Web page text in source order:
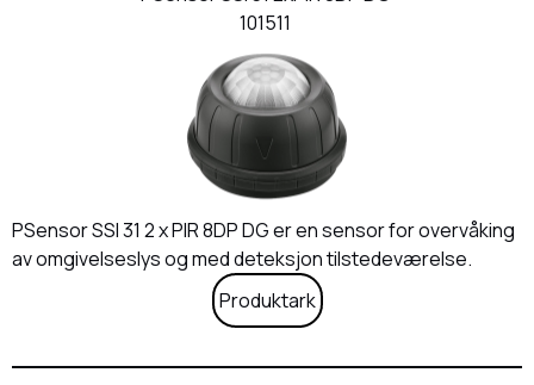
101511
PSensor SSI 31 2 x PIR 8DP DG er en sensor for overvåking
av omgivelseslys og med deteksjon tilstedeværelse.
Produktark